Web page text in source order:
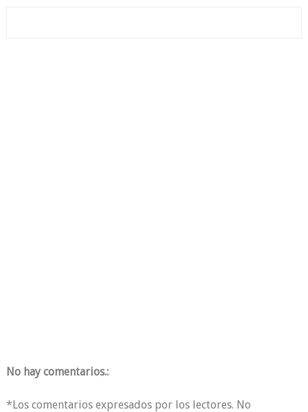
No hay comentarios.:
*Los comentarios expresados por los lectores. No